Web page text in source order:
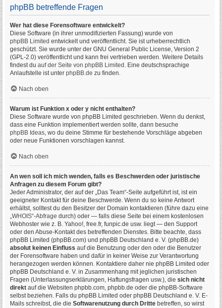
phpBB betreffende Fragen
Wer hat diese Forensoftware entwickelt?
Diese Software (in ihrer unmodifizierten Fassung) wurde von
phpBB Limited entwickelt und veröffentlicht. Sie ist urheberrechtlich
geschützt. Sie wurde unter der GNU General Public License, Version 2
(GPL-2.0) veröffentlicht und kann frei vertrieben werden. Weitere Details
findest du auf der Seite von phpBB Limited . Eine deutschsprachige
Anlaufstelle ist unter phpBB.de zu finden.
Nach oben
Warum ist Funktion x oder y nicht enthalten?
Diese Software wurde von phpBB Limited geschrieben. Wenn du denkst,
dass eine Funktion implementiert werden sollte, dann besuche
phpBB Ideas, wo du deine Stimme für bestehende Vorschläge abgeben
oder neue Funktionen vorschlagen kannst.
Nach oben
An wen soll ich mich wenden, falls es Beschwerden oder juristische
Anfragen zu diesem Forum gibt?
Jeder Administrator, der auf der „Das Team“-Seite aufgeführt ist, ist ein
geeigneter Kontakt für deine Beschwerde. Wenn du so keine Antwort
erhältst, solltest du den Besitzer der Domain kontaktieren (führe dazu eine
„WHOIS“-Abfrage durch) oder — falls diese Seite bei einem kostenlosen
Webhoster wie z. B. Yahoo!, free.fr, funpic.de usw. liegt — den Support
oder den Abuse-Kontakt des betreffenden Dienstes. Bitte beachte, dass
phpBB Limited (phpBB.com) und phpBB Deutschland e. V. (phpBB.de)
absolut keinen Einfluss auf die Benutzung oder den oder die Benutzer
der Forensoftware haben und dafür in keiner Weise zur Verantwortung
herangezogen werden können. Kontaktiere daher nie phpBB Limited oder
phpBB Deutschland e. V. in Zusammenhang mit jeglichen juristischen
Fragen (Unterlassungserklärungen, Haftungsfragen usw.), die sich nicht
direkt auf die Websiten phpbb.com, phpbb.de oder die phpBB-Software
selbst beziehen. Falls du phpBB Limited oder phpBB Deutschland e. V. E-
Mails schreibst, die die Softwarenutzung durch Dritte betreffen, so wirst